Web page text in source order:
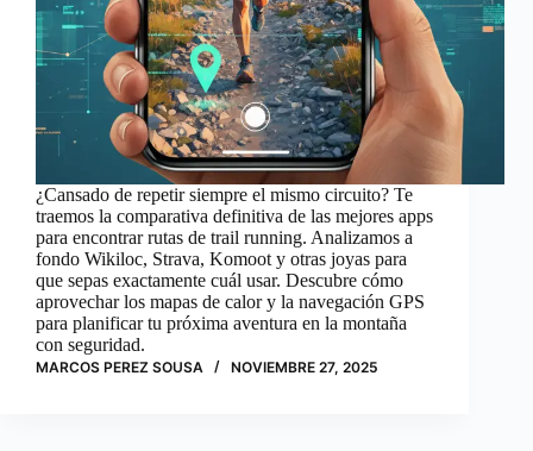
¿Cansado de repetir siempre el mismo circuito? Te
traemos la comparativa definitiva de las mejores apps
para encontrar rutas de trail running. Analizamos a
fondo Wikiloc, Strava, Komoot y otras joyas para
que sepas exactamente cuál usar. Descubre cómo
aprovechar los mapas de calor y la navegación GPS
para planificar tu próxima aventura en la montaña
con seguridad.
MARCOS PEREZ SOUSA NOVIEMBRE 27, 2025